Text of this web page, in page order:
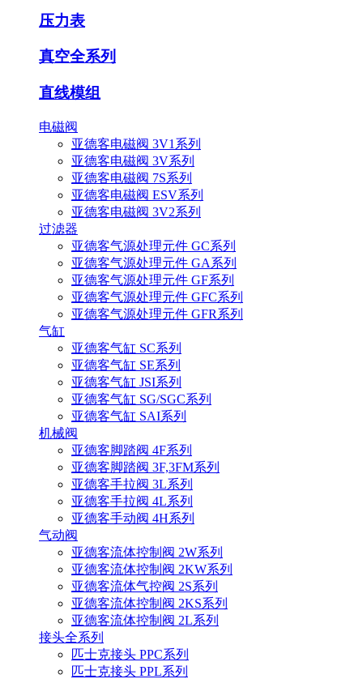
压力表
真空全系列
直线模组
电磁阀
亚德客电磁阀 3V1系列
亚德客电磁阀 3V系列
亚德客电磁阀 7S系列
亚德客电磁阀 ESV系列
亚德客电磁阀 3V2系列
过滤器
亚德客气源处理元件 GC系列
亚德客气源处理元件 GA系列
亚德客气源处理元件 GF系列
亚德客气源处理元件 GFC系列
亚德客气源处理元件 GFR系列
气缸
亚德客气缸 SC系列
亚德客气缸 SE系列
亚德客气缸 JSI系列
亚德客气缸 SG/SGC系列
亚德客气缸 SAI系列
机械阀
亚德客脚踏阀 4F系列
亚德客脚踏阀 3F,3FM系列
亚德客手拉阀 3L系列
亚德客手拉阀 4L系列
亚德客手动阀 4H系列
气动阀
亚德客流体控制阀 2W系列
亚德客流体控制阀 2KW系列
亚德客流体气控阀 2S系列
亚德客流体控制阀 2KS系列
亚德客流体控制阀 2L系列
接头全系列
匹士克接头 PPC系列
匹士克接头 PPL系列